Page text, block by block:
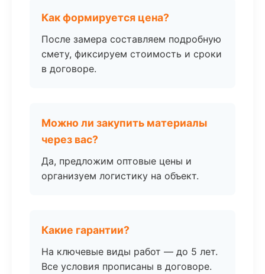
Как формируется цена?
После замера составляем подробную
смету, фиксируем стоимость и сроки
в договоре.
Можно ли закупить материалы
через вас?
Да, предложим оптовые цены и
организуем логистику на объект.
Какие гарантии?
На ключевые виды работ — до 5 лет.
Все условия прописаны в договоре.